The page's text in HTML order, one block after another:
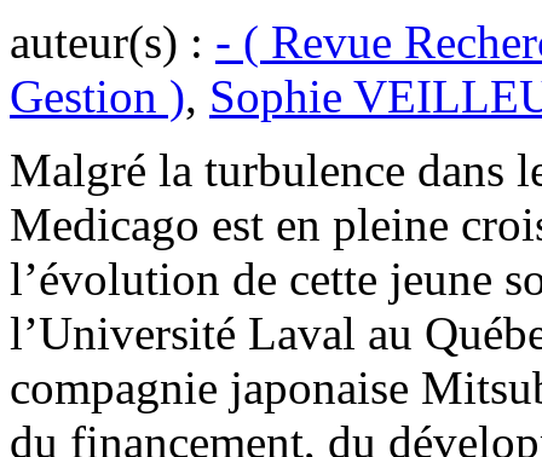
auteur(s) : - ( Revue
Gestion ), Sophie
Malgré la turbulence dans
Medicago est en pleine
l’évolution de cette jeune
l’Université Laval au
compagnie japonaise
du financement, du